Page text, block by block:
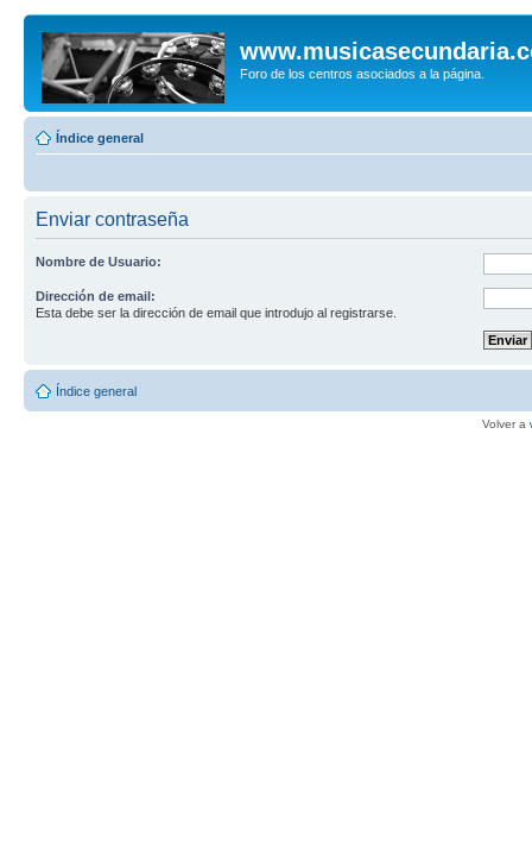
Foro de los centros asociados a la página.
Índice general
Enviar contraseña
Nombre de Usuario:
Dirección de email:
Esta debe ser la dirección de email que introdujo al registrarse.
Índice general
Volver a